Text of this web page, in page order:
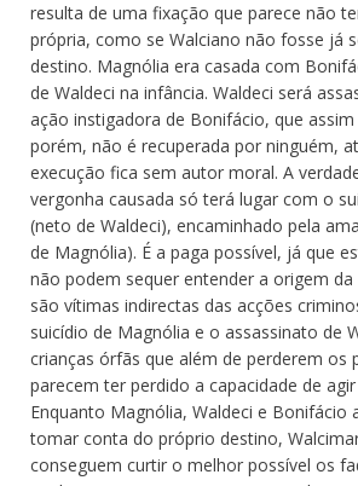
resulta de uma fixação que parece não
própria, como se Walciano não fosse já
destino. Magnólia era casada com
de Waldeci na infância. Waldeci será
ação instigadora de Bonifácio, que assim
porém, não é recuperada por ninguém,
execução fica sem autor moral. A
vergonha causada só terá lugar com o
(neto de Waldeci), encaminhado pela
de Magnólia). É a paga possível, já que
não podem sequer entender a origem da
são vítimas indirectas das acções
suicídio de Magnólia e o assassinato de
crianças órfãs que além de perderem os
parecem ter perdido a capacidade de
Enquanto Magnólia, Waldeci e Bonifácio
tomar conta do próprio destino,
conseguem curtir o melhor possível os